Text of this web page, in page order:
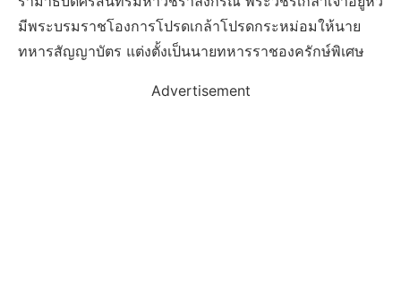
มีพระบรมราชโองการโปรดเกล้าโปรดกระหม่อมให้นาย
ทหารสัญญาบัตร แต่งตั้งเป็นนายทหารราชองครักษ์พิเศษ
Advertisement